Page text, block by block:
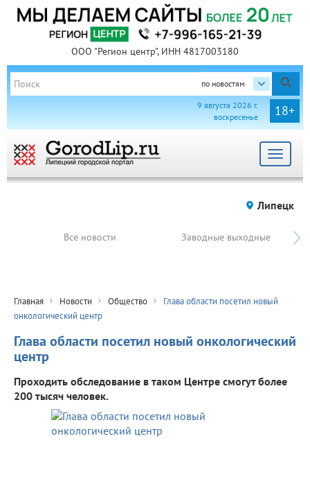
ООО "Регион центр", ИНН 4817003180
по новостям
18+
9 августа 2026 г.
воскресенье
Toggle
Липецк
Все новости Заводные выходные
Главная Новости Общество
Глава области посетил новый
онкологический центр
Глава области посетил новый онкологический
центр
Проходить обследование в таком Центре смогут более
200 тысяч человек.